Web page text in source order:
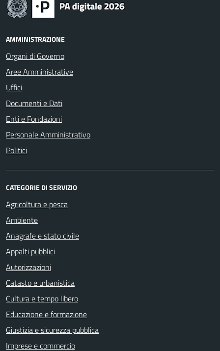
AMMINISTRAZIONE
Organi di Governo
Aree Amministrative
Uffici
Documenti e Dati
Enti e Fondazioni
Personale Amministrativo
Politici
CATEGORIE DI SERVIZIO
Agricoltura e pesca
Ambiente
Anagrafe e stato civile
Appalti pubblici
Autorizzazioni
Catasto e urbanistica
Cultura e tempo libero
Educazione e formazione
Giustizia e sicurezza pubblica
Imprese e commercio